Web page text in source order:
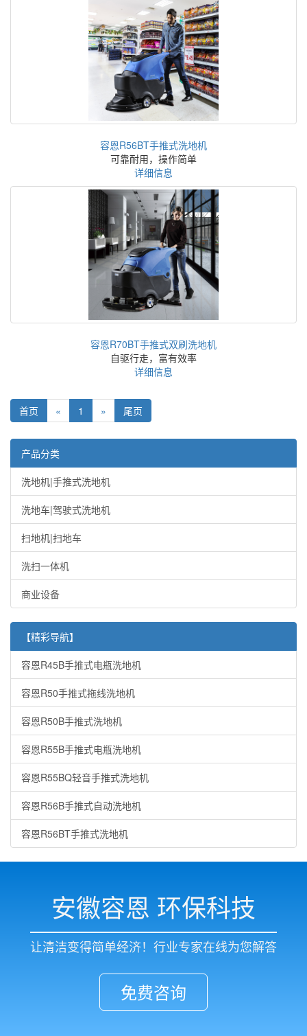
容恩R56BT手推式洗地机
可靠耐用，操作简单
详细信息
容恩R70BT手推式双刷洗地机
自驱行走，富有效率
详细信息
首页 « 1 » 尾页
产品分类
洗地机|手推式洗地机
洗地车|驾驶式洗地机
扫地机|扫地车
洗扫一体机
商业设备
【精彩导航】
容恩R45B手推式电瓶洗地机
容恩R50手推式拖线洗地机
容恩R50B手推式洗地机
容恩R55B手推式电瓶洗地机
容恩R55BQ轻音手推式洗地机
容恩R56B手推式自动洗地机
容恩R56BT手推式洗地机
安徽容恩 环保科技
让清洁变得简单经济！行业专家在线为您解答
免费咨询